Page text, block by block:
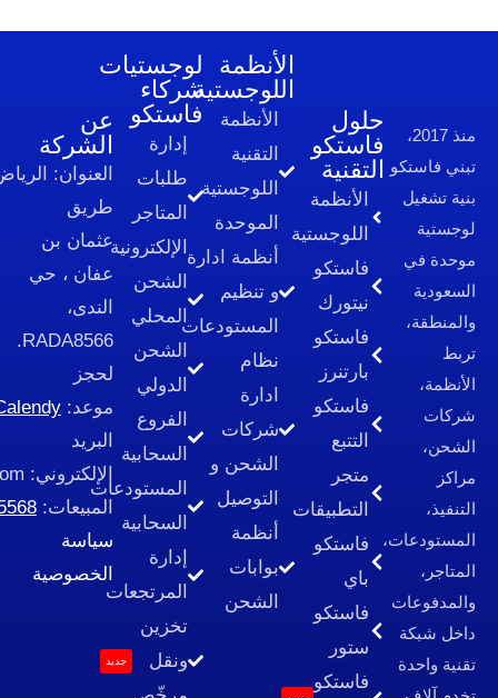
الأنظمة
اللوجستية
فاستكو
نيتورك
فاستكو
بارتنرز
فاستكو
التتبع
متجر
التطبيقات
فاستكو
باي
فاستكو
ستور
فاستكو
الأنظمة
التقنية
اللوجستية
الموحدة
أنظمة ادارة
و تنظيم
المستودعات
نظام
ادارة
شركات
التوصيل
أنظمة
بوابات
الشحن
لوجستيات
شركاء
فاستكو
إدارة
طلبات
المتاجر
الإلكترونية​
الشحن
المحلي
الشحن
الدولي
الفروع
السحابية
المستودعات
السحابية
إدارة
المرتجعات
عن
الشركة
العنوان:الرياض،
طريق
عثمان بن
عفان ، حي
الندى،
RADA8566.
لحجز
موعد:
Calendy
البريد
الإلكتروني:
المبيعات:
966535585568+
الخصوصية